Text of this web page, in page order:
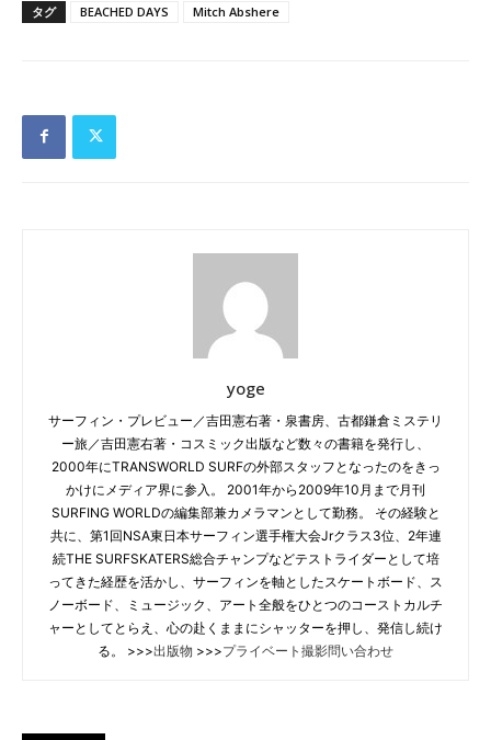
タグ BEACHED DAYS Mitch Abshere
yoge
サーフィン・プレビュー／吉田憲右著・泉書房、古都鎌倉ミステリ
ー旅／吉田憲右著・コスミック出版など数々の書籍を発行し、
2000年にTRANSWORLD SURFの外部スタッフとなったのをきっ
かけにメディア界に参入。 2001年から2009年10月まで月刊
SURFING WORLDの編集部兼カメラマンとして勤務。 その経験と
共に、第1回NSA東日本サーフィン選手権大会Jrクラス3位、2年連
続THE SURFSKATERS総合チャンプなどテストライダーとして培
ってきた経歴を活かし、サーフィンを軸としたスケートボード、ス
ノーボード、ミュージック、アート全般をひとつのコーストカルチ
ャーとしてとらえ、心の赴くままにシャッターを押し、発信し続け
る。 >>>出版物 >>>プライベート撮影問い合わせ